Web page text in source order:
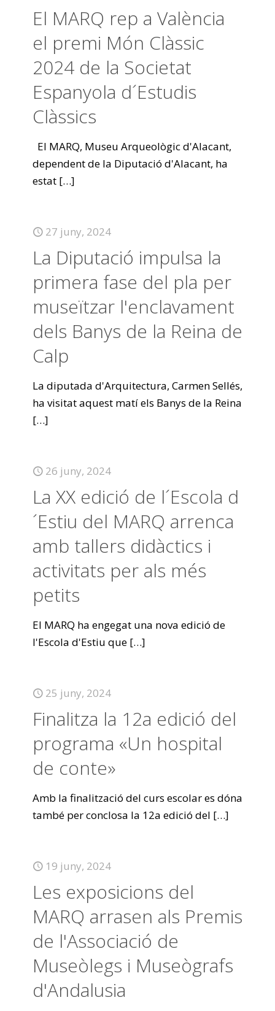
El MARQ rep a València
el premi Món Clàssic
2024 de la Societat
Espanyola d´Estudis
Clàssics
El MARQ, Museu Arqueològic d'Alacant,
dependent de la Diputació d'Alacant, ha
estat […]
27 juny, 2024
La Diputació impulsa la
primera fase del pla per
museïtzar l'enclavament
dels Banys de la Reina de
Calp
La diputada d'Arquitectura, Carmen Sellés,
ha visitat aquest matí els Banys de la Reina
[…]
26 juny, 2024
La XX edició de l´Escola d
´Estiu del MARQ arrenca
amb tallers didàctics i
activitats per als més
petits
El MARQ ha engegat una nova edició de
l'Escola d'Estiu que […]
25 juny, 2024
Finalitza la 12a edició del
programa «Un hospital
de conte»
Amb la finalització del curs escolar es dóna
també per conclosa la 12a edició del […]
19 juny, 2024
Les exposicions del
MARQ arrasen als Premis
de l'Associació de
Museòlegs i Museògrafs
d'Andalusia